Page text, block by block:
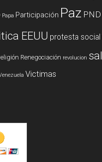
Papa Participación Paz PND
EEUU protesta social
Renegociación revolucion
Victimas